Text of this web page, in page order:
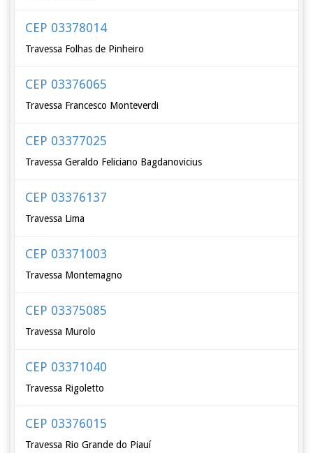
CEP 03378014
Travessa Folhas de Pinheiro
CEP 03376065
Travessa Francesco Monteverdi
CEP 03377025
Travessa Geraldo Feliciano Bagdanovicius
CEP 03376137
Travessa Lima
CEP 03371003
Travessa Montemagno
CEP 03375085
Travessa Murolo
CEP 03371040
Travessa Rigoletto
CEP 03376015
Travessa Rio Grande do Piauí